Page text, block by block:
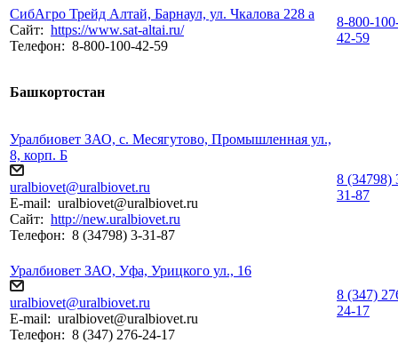
СибАгро Трейд Алтай, Барнаул, ул. Чкалова 228 а
Сайт: https://www.sat-altai.ru/
Телефон: 8-800-100-42-59
8-800-
42-59
Башкортостан
Уралбиовет ЗАО, с. Месягутово, Промышленная ул.,
8, корп. Б
uralbiovet@uralbiovet.ru
E-mail: uralbiovet@uralbiovet.ru
Сайт: http://new.uralbiovet.ru
Телефон: 8 (34798) 3-31-87
8 (34798)
31-87
Уралбиовет ЗАО, Уфа, Урицкого ул., 16
uralbiovet@uralbiovet.ru
E-mail: uralbiovet@uralbiovet.ru
Телефон: 8 (347) 276-24-17
8 (347)
24-17